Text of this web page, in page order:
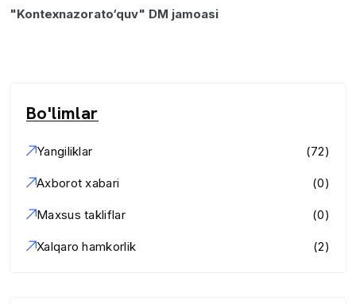
"Kontexnazorato‘quv" DM jamoasi
Bo'limlar
Yangiliklar (72)
Axborot xabari (0)
Maxsus takliflar (0)
Xalqaro hamkorlik (2)